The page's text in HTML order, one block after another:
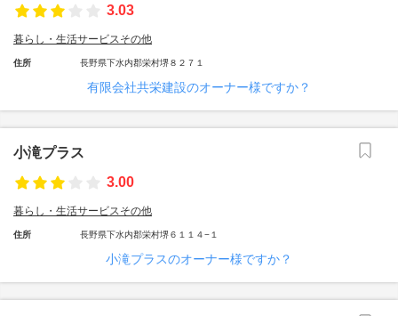
3.03
暮らし・生活サービスその他
住所 長野県下水内郡栄村堺８２７１
有限会社共栄建設のオーナー様ですか？
小滝プラス
3.00
暮らし・生活サービスその他
住所 長野県下水内郡栄村堺６１１４−１
小滝プラスのオーナー様ですか？